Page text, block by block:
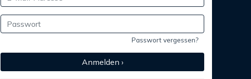
Passwort vergessen?
Anmelden ›